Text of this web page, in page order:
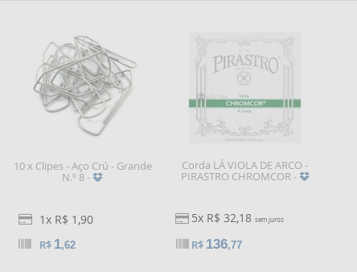
10 x Clipes - Aço Crú - Grande
N.º 8 -
1x R$ 1,90
R$ 1,62
Corda LÁ VIOLA DE ARCO -
PIRASTRO CHROMCOR -
5x R$ 32,18sem juros
R$ 136,77